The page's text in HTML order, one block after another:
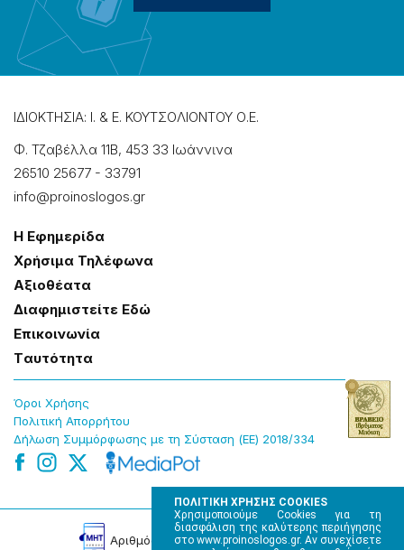
ΠΟΛΙΤΙΚΗ ΧΡΗΣΗΣ COOKIES
Χρησιμοποιούμε Cookies για τη
διασφάλιση της καλύτερης περιήγησης
στο www.proinoslogos.gr. Αν συνεχίσετε
ΙΔΙΟΚΤΗΣΙΑ: Ι. & Ε. ΚΟΥΤΣΟΛΙΟΝΤΟΥ Ο.Ε.
Φ. Τζαβέλλα 11Β, 453 33 Ιωάννɩνα
26510 25677 - 33791
info@proinoslogos.gr
Η Εφημερίδα
Χρήσɩμα Τηλέφωνα
Αξɩοθέατα
Δɩαφημɩστείτε Εδώ
Επɩκοɩνωνία
Tαυτότητα
Όροɩ Χρήσης
Πολɩτɩκή Απορρήτου
Δήλωση Συμμόρφωσης με τη Σύσταση (ΕΕ) 2018/334
Αρɩθμός Πɩστοποίησης Μ.Η.Τ. 220242